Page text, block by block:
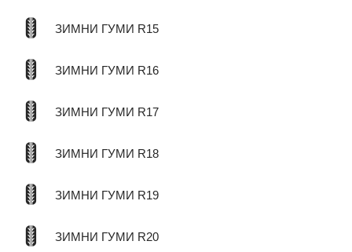
ЗИМНИ ГУМИ R15
ЗИМНИ ГУМИ R16
ЗИМНИ ГУМИ R17
ЗИМНИ ГУМИ R18
ЗИМНИ ГУМИ R19
ЗИМНИ ГУМИ R20